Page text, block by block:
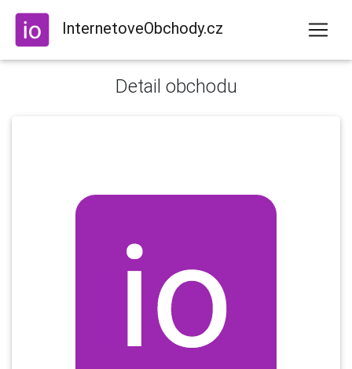
InternetoveObchody.cz
Detail obchodu